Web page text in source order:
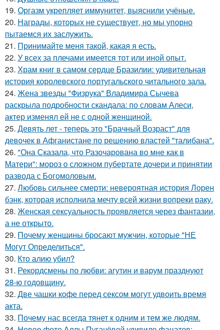
19. Оргазм укрепляет иммунитет, выяснили учёные.
20. Награды, которых не существует, но мы упорно
пытаемся их заслужить.
21. Принимайте меня такой, какая я есть.
22. У всех за плечами имеется тот или иной опыт.
23. Храм книг в самом сердце Бразилии: удивительная
история королевского португальского читального зала.
24. Жена звезды "Физрука" Владимира Сычева
раскрыла подробности скандала: по словам Алеси,
актер изменял ей не с одной женщиной.
25. Девять лет - теперь это "Брачный Возраст" для
девочек в Афганистане по решению властей "талибана".
26. "Она Сказала, что Разочарована во мне как в
Матери": мороз о сложном пубертате дочери и принятии
развода с Богомоловым.
27. Любовь сильнее смерти: невероятная история Лорен
бэнк, которая исполнила мечту всей жизни вопреки раку.
28. Женская сексуальность проявляется через фантазии,
а не открыто.
29. Почему женщины бросают мужчин, которые "НЕ
Могут Определиться".
30. Кто алию убил?
31. Рекордсмены по любви: агутин и варум празднуют
28-ю годовщину.
32. Две чашки кофе перед сексом могут удвоить время
акта.
33. Почему нас всегда тянет к одним и тем же людям.